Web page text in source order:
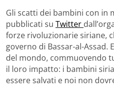
Gli scatti dei bambini con in
pubblicati su Twitter
forze rivoluzionarie siriane,
governo di Bassar-al-
del mondo, commuovendo
il loro impatto: i bambini
essere salvati e noi non